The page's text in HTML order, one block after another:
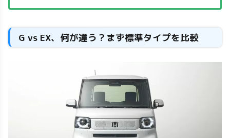
G vs EX、何が違う？まず標準タイプを比較